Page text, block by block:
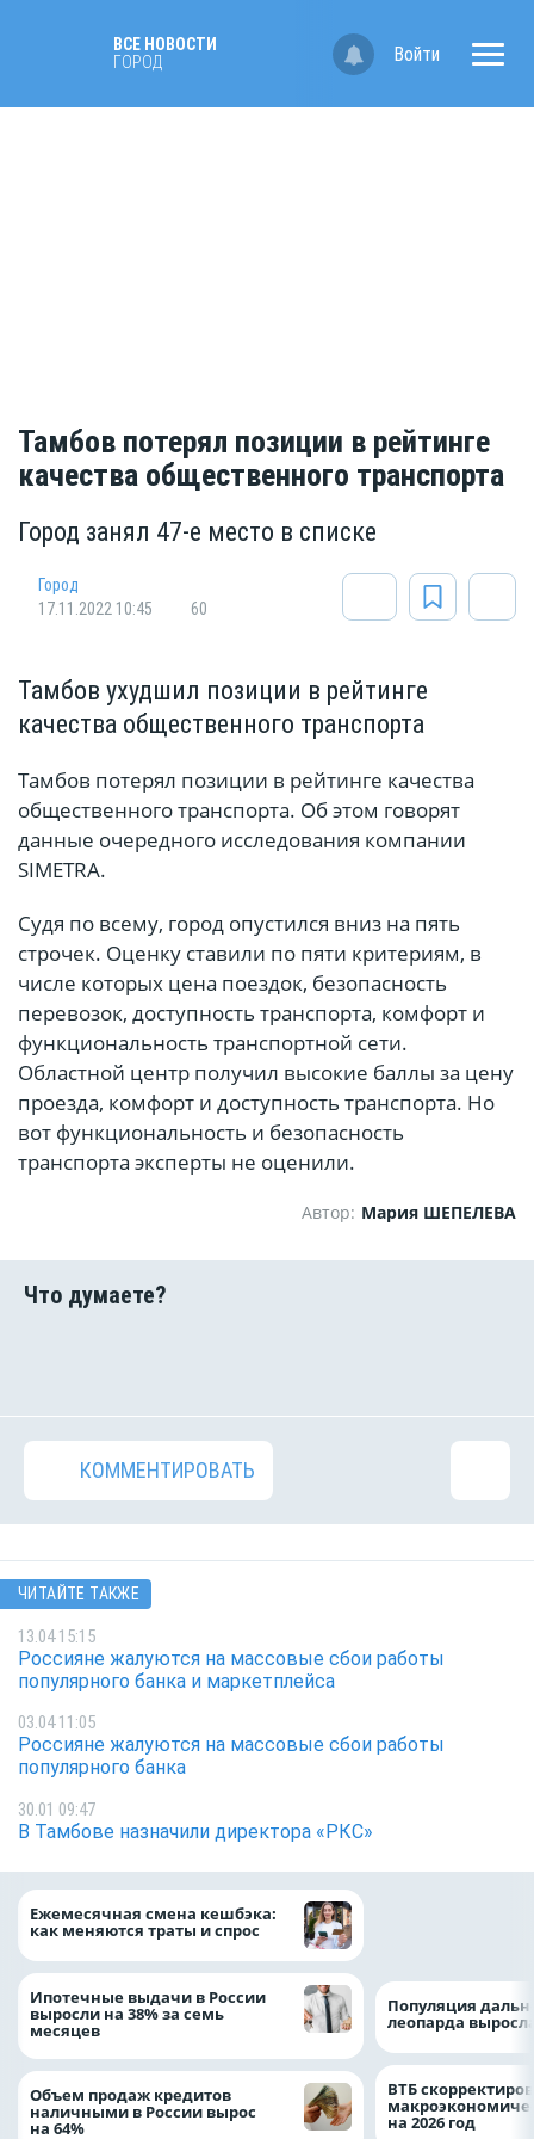
ВСЕ НОВОСТИ
ГОРОД
Войти
Тамбов потерял позиции в рейтинге
качества общественного транспорта
Город занял 47-е место в списке
Город
17.11.2022 10:45
60
Тамбов ухудшил позиции в рейтинге
качества общественного транспорта
Тамбов потерял позиции в рейтинге качества
общественного транспорта. Об этом говорят
данные очередного исследования компании
SIMETRA.
Судя по всему, город опустился вниз на пять
строчек. Оценку ставили по пяти критериям, в
числе которых цена поездок, безопасность
перевозок, доступность транспорта, комфорт и
функциональность транспортной сети.
Областной центр получил высокие баллы за цену
проезда, комфорт и доступность транспорта. Но
вот функциональность и безопасность
транспорта эксперты не оценили.
Автор: Мария ШЕПЕЛЕВА
КОММЕНТИРОВАТЬ
ЧИТАЙТЕ ТАКЖЕ
13.04 15:15
Россияне жалуются на массовые сбои работы
популярного банка и маркетплейса
03.04 11:05
Россияне жалуются на массовые сбои работы
популярного банка
30.01 09:47
В Тамбове назначили директора «РКС»
Ежемесячная смена кешбэка:
как меняются траты и спрос
Ипотечные выдачи в России
выросли на 38% за семь
месяцев
Объем продаж кредитов
наличными в России вырос
на 64%
Популяция
леопарда
ВТБ
на 2026 год